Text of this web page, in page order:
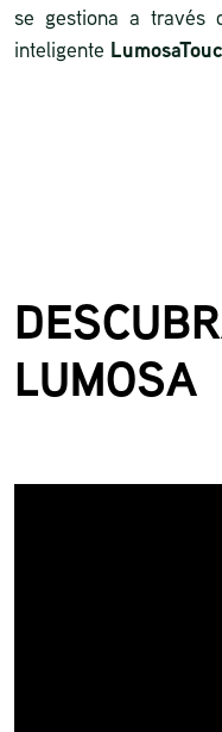
se gestiona a través
inteligente
LUMOSA